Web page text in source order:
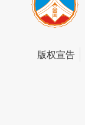
版权宣告